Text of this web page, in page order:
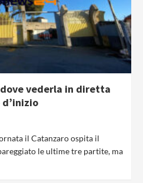
vederla in diretta
il Catanzaro ospita il
le ultime tre partite, ma